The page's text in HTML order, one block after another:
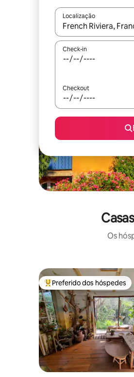
Localização
Quando os resultados
Check-in
Checkout
Os
Entre os melhores
Preferido dos hóspedes